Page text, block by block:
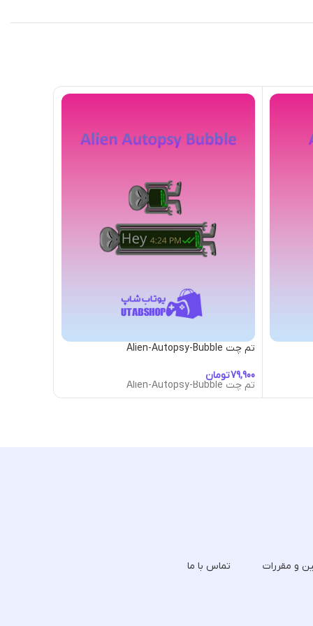
تم چت Alien-Autopsy-Bubble
تومان
تم چت Alien-Autopsy-Bubble
و مقررات تماس با ما